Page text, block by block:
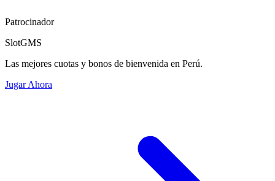
Patrocinador
SlotGMS
Las mejores cuotas y bonos de bienvenida en Perú.
Jugar Ahora